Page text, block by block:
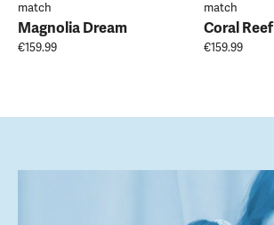
match
Magnolia Dream
€159.99
match
Coral Reef
€159.99